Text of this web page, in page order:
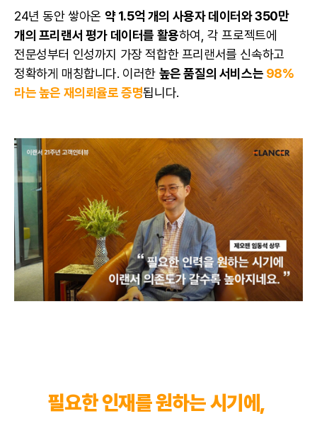
24년 동안 쌓아온 약 1.5억 개의 사용자 데이터와 350만
개의 프리랜서 평가 데이터를 활용하여, 각 프로젝트에
전문성부터 인성까지 가장 적합한 프리랜서를 신속하고
정확하게 매칭합니다. 이러한 높은 품질의 서비스는 98%
라는 높은 재의뢰율로 증명됩니다.
필요한 인재를 원하는 시기에,